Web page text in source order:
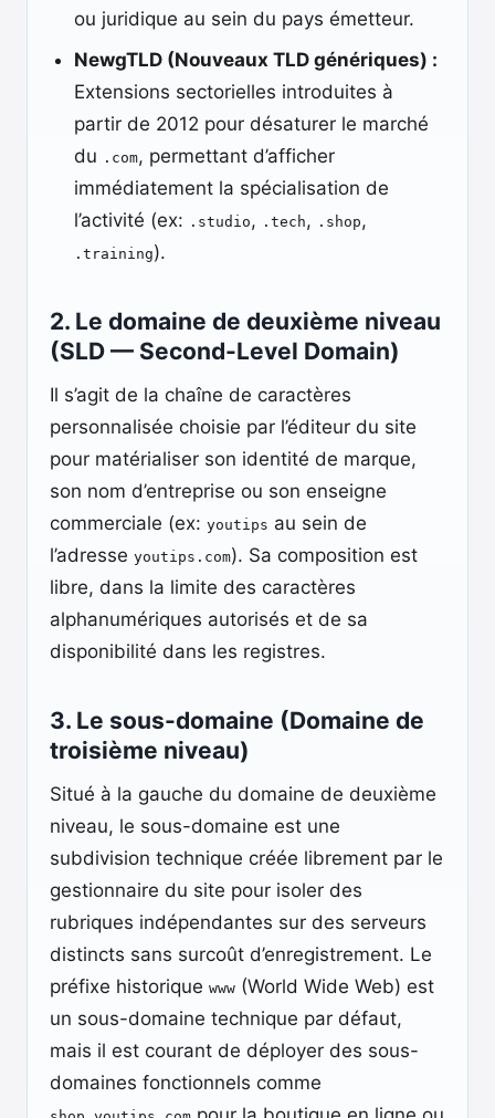
ou juridique au sein du pays émetteur.
NewgTLD (Nouveaux TLD génériques) :
Extensions sectorielles introduites à
partir de 2012 pour désaturer le marché
du .com, permettant d’afficher
immédiatement la spécialisation de
l’activité (ex: .studio, .tech, .shop,
.training).
2. Le domaine de deuxième niveau
(SLD — Second-Level Domain)
Il s’agit de la chaîne de caractères
personnalisée choisie par l’éditeur du site
pour matérialiser son identité de marque,
son nom d’entreprise ou son enseigne
commerciale (ex: youtips au sein de
l’adresse youtips.com). Sa composition est
libre, dans la limite des caractères
alphanumériques autorisés et de sa
disponibilité dans les registres.
3. Le sous-domaine (Domaine de
troisième niveau)
Situé à la gauche du domaine de deuxième
niveau, le sous-domaine est une
subdivision technique créée librement par le
gestionnaire du site pour isoler des
rubriques indépendantes sur des serveurs
distincts sans surcoût d’enregistrement. Le
préfixe historique www (World Wide Web) est
un sous-domaine technique par défaut,
mais il est courant de déployer des sous-
domaines fonctionnels comme